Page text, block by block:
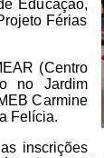
Educação,
Férias
(Centro
no Jardim
Carmine
Felícia.
inscrições